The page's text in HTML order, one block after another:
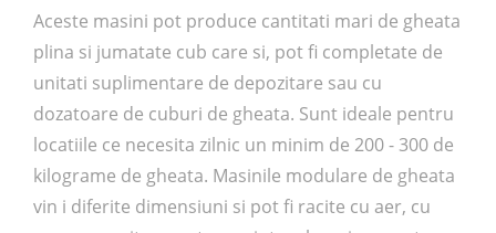
Aceste masini pot produce cantitati mari de gheata
plina si jumatate cub care si, pot fi completate de
unitati suplimentare de depozitare sau cu
dozatoare de cuburi de gheata. Sunt ideale pentru
locatiile ce necesita zilnic un minim de 200 - 300 de
kilograme de gheata. Masinile modulare de gheata
vin i diferite dimensiuni si pot fi racite cu aer, cu